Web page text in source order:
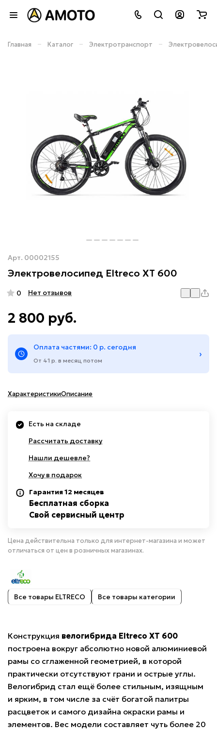
Главная – Каталог – Электротранспорт –
Арт. 00002155
Электровелосипед Eltreco XT 600
0 Нет отзывов
2 800 руб.
Оплата частями: 0 р. сегодня
От 41 р. в месяц потом
›
ХарактеристикиОписание
Есть на складе
Рассчитать доставку
Нашли дешевле?
Хочу в подарок
Гарантия 12 месяцев
Бесплатная сборка
Свой сервисный центр
Цена действительна только для интернет-магазина и может
отличаться от цен в розничных магазинах.
Все товары ELTRECO Все товары категории
Конструкция велогибрида Eltreco XT 600
построена вокруг абсолютно новой алюминиевой
рамы со сглаженной геометрией, в которой
практически отсутствуют грани и острые углы.
Велогибрид стал ещё более стильным, изящным
и ярким, в том числе за счёт богатой палитры
расцветок и самого дизайна окраски рамы и
элементов. Вес модели составляет чуть более 20